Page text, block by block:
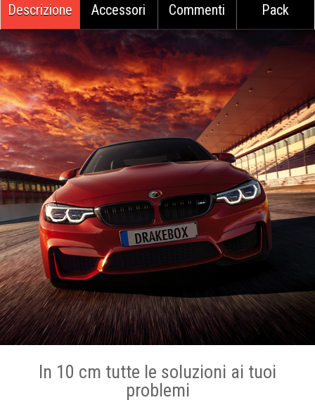
Descrizione Accessori Commenti Pack
In 10 cm tutte le soluzioni ai tuoi
problemi